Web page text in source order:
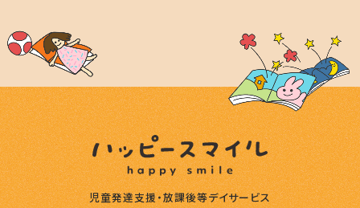
児童発達支援・放課後等デイサービス